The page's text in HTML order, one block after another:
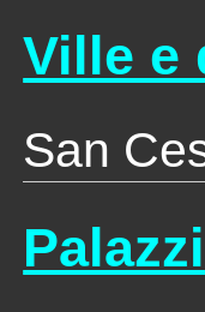
Ville e
San
Palazzi